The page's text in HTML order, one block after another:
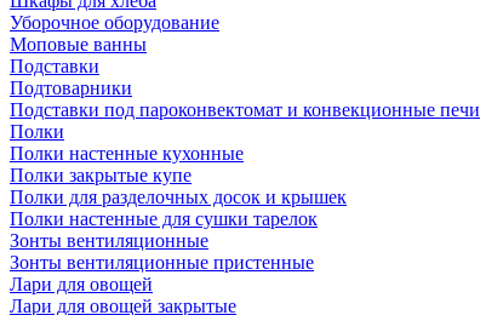
Уборочное оборудование
Моповые ванны
Подставки
Подтоварники
Подставки под пароконвектомат и конвекционные печи
Полки
Полки настенные кухонные
Полки закрытые купе
Полки для разделочных досок и крышек
Полки настенные для сушки тарелок
Зонты вентиляционные
Зонты вентиляционные пристенные
Лари для овощей
Лари для овощей закрытые